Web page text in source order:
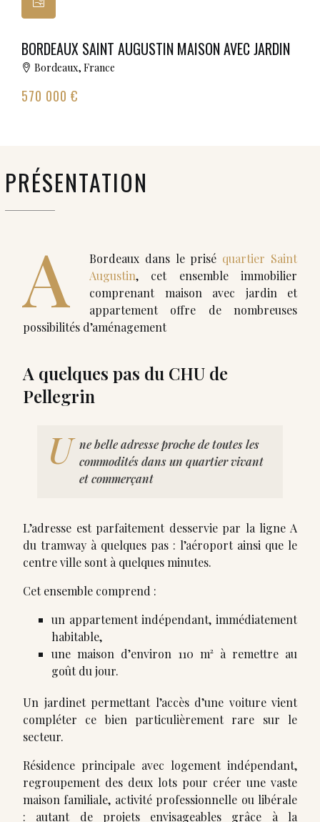
BORDEAUX SAINT AUGUSTIN MAISON AVEC JARDIN
Bordeaux, France
570 000 €
PRÉSENTATION
A Bordeaux dans le prisé quartier Saint
Augustin, cet ensemble immobilier
comprenant maison avec jardin et
appartement offre de nombreuses
possibilités d’aménagement
A quelques pas du CHU de
Pellegrin
U ne belle adresse proche de toutes les
commodités dans un quartier vivant
et commerçant
L’adresse est parfaitement desservie par la ligne A
du tramway à quelques pas : l’aéroport ainsi que le
centre ville sont à quelques minutes.
Cet ensemble comprend :
un appartement indépendant, immédiatement
habitable,
une maison d’environ 110 m² à remettre au
goût du jour.
Un jardinet permettant l’accès d’une voiture vient
compléter ce bien particulièrement rare sur le
secteur.
Résidence principale avec logement indépendant,
regroupement des deux lots pour créer une vaste
maison familiale, activité professionnelle ou libérale
: autant de projets envisageables grâce à la